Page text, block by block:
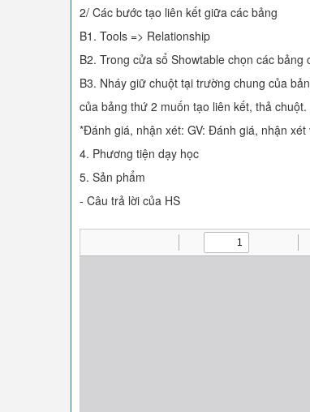
2/ Các bước tạo liên kết giữa các bảng
B1. Tools => Relationship
B2. Trong cửa sổ Showtable chọn các bảng
B3. Nháy giữ chuột tại trường chung của
của bảng thứ 2 muốn tạo liên kết, thả chuột.
*Đánh giá, nhận xét: GV: Đánh giá, nhận xét
4. Phương tiện dạy học
5. Sản phẩm
- Câu trả lời của HS